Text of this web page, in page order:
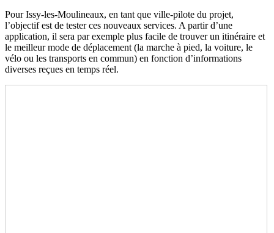
Pour Issy-les-Moulineaux, en tant que ville-pilote du projet,
l’objectif est de tester ces nouveaux services. A partir d’une
application, il sera par exemple plus facile de trouver un itinéraire et
le meilleur mode de déplacement (la marche à pied, la voiture, le
vélo ou les transports en commun) en fonction d’informations
diverses reçues en temps réel.